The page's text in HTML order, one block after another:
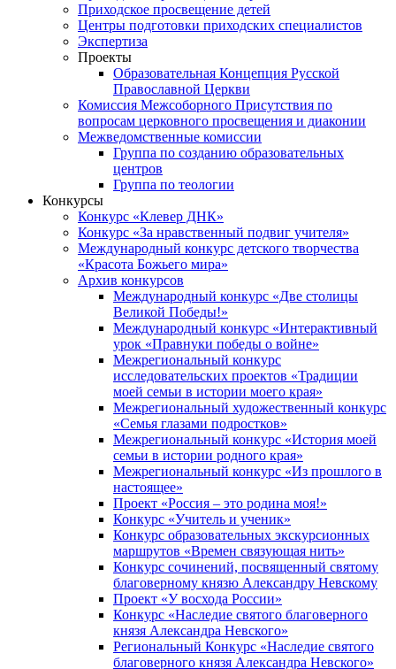
Приходское просвещение детей
Центры подготовки приходских специалистов
Экспертиза
Проекты
Образовательная Концепция Русской
Православной Церкви
Комиссия Межсоборного Присутствия по
вопросам церковного просвещения и диаконии
Межведомственные комиссии
Группа по созданию образовательных
центров
Группа по теологии
Конкурсы
Конкурс «Клевер ДНК»
Конкурс «За нравственный подвиг учителя»
Международный конкурс детского творчества
«Красота Божьего мира»
Архив конкурсов
Международный конкурс «Две столицы
Великой Победы!»
Международный конкурс «Интерактивный
урок «Правнуки победы о войне»
Межрегиональный конкурс
исследовательских проектов «Традиции
моей семьи в истории моего края»
Межрегиональный художественный конкурс
«Семья глазами подростков»
Межрегиональный конкурс «История моей
семьи в истории родного края»
Межрегиональный конкурс «Из прошлого в
настоящее»
Проект «Россия – это родина моя!»
Конкурс «Учитель и ученик»
Конкурс образовательных экскурсионных
маршрутов «Времен связующая нить»
Конкурс сочинений, посвященный святому
благоверному князю Александру Невскому
Проект «У восхода России»
Конкурс «Наследие святого благоверного
князя Александра Невского»
Региональный Конкурс «Наследие святого
благоверного князя Александра Невского»